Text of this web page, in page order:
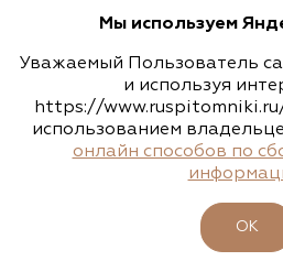
ФОТОГАЛЕРЕЯ
Политика конфиденциальности
Обработка персональных данных
Согласие на обработку персональных
Мы используем
Уважаемый Пользователь
и используя
https://
использованием
онлайн способов по
ОК